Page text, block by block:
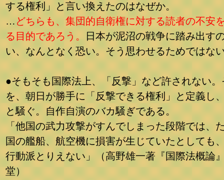
する権利」と言い換えたのはなぜか。
… どちらも、集団的自衛権に対する読者の不安
る目的であろう。
日本が泥沼の戦争に踏み出す
い、なんとなく恐い。そう思わせるためではな
●そもそも国際法上、「反撃」など許されない。
を、朝日が勝手に「反撃できる権利」と定義し
と騒ぐ。自作自演のバカ騒ぎである。
「他国の武力攻撃がすんでしまった段階では、
国の艦船、航空機に損害が生じていたとしても
行動派とりえない」（高野雄一著『国際法概論
堂）